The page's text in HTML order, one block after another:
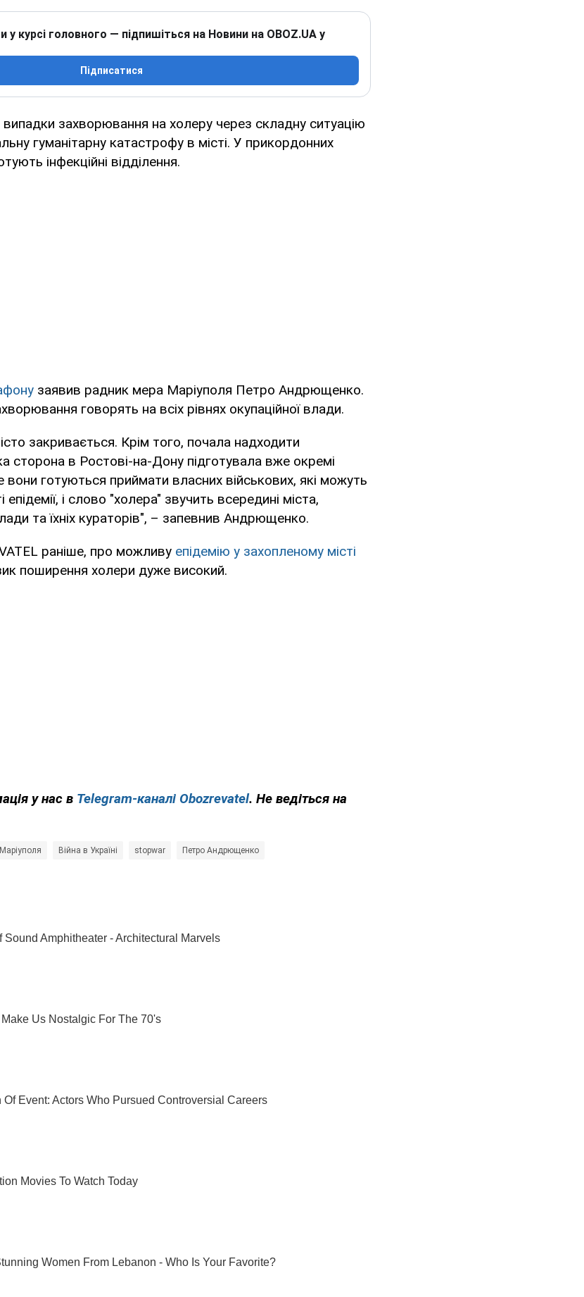
у курсі головного — підпишіться на Новини на OBOZ.UA у
Підписатися
захворювання на холеру через складну ситуацію
гуманітарну катастрофу в місті. У прикордонних
інфекційні відділення.
заявив радник мера Маріуполя Петро Андрющенко.
говорять на всіх рівнях окупаційної влади.
закривається. Крім того, почала надходити
сторона в Ростові-на-Дону підготувала вже окремі
вони готуються приймати власних військових, які можуть
і слово "холера" звучить всередині міста,
та їхніх кураторів", – запевнив Андрющенко.
раніше, про можливу епідемію у захопленому місті
поширення холери дуже високий.
у нас в Telegram-каналі Obozrevatel. Не ведіться на
Війна в Україні stopwar Петро Андрющенко